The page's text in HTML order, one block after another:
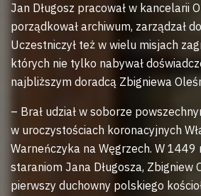
Jan Długosz pracował w kancelarii
porządkował archiwum, zarządzał
Uczestniczył też w wielu misjach
których nie tylko nabywał
najbliższym doradcą Zbigniewa
– Brał udział w soborze
w uroczystościach koronacyjnych
Warneńczyka na Węgrzech. W 1449
staraniom Jana Długosza, Zbigniew
pierwszy duchowny polskiego